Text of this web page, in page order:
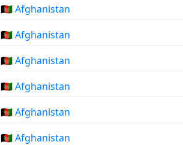
🇦🇫 Afghanistan
🇦🇫 Afghanistan
🇦🇫 Afghanistan
🇦🇫 Afghanistan
🇦🇫 Afghanistan
🇦🇫 Afghanistan